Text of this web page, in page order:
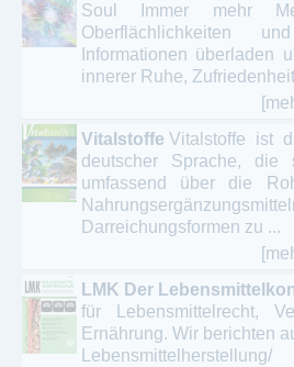
Soul Immer mehr
Oberflächlichkeiten
Informationen überladen
innerer Ruhe,
Vitalstoffe Vitalstoffe ist
deutscher Sprache,
umfassend über die
Darreichungsformen zu ...
LMK Der
für Lebensmittelrecht,
Ernährung. Wir berichten